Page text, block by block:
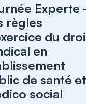
Experte
règles
du
en
de santé
social